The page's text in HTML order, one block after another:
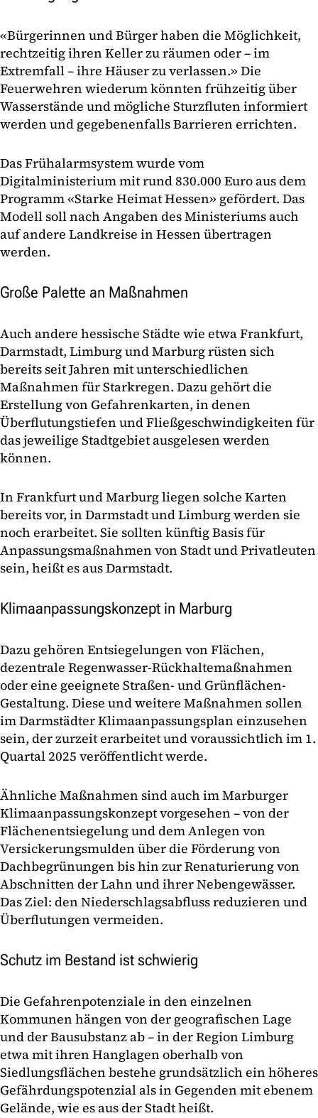
«Bürgerinnen und Bürger haben die Möglichkeit,
rechtzeitig ihren Keller zu räumen oder – im
Extremfall – ihre Häuser zu verlassen.» Die
Feuerwehren wiederum könnten frühzeitig über
Wasserstände und mögliche Sturzfluten informiert
werden und gegebenenfalls Barrieren errichten.
Das Frühalarmsystem wurde vom
Digitalministerium mit rund 830.000 Euro aus dem
Programm «Starke Heimat Hessen» gefördert. Das
Modell soll nach Angaben des Ministeriums auch
auf andere Landkreise in Hessen übertragen
werden.
Große Palette an Maßnahmen
Auch andere hessische Städte wie etwa Frankfurt,
Darmstadt, Limburg und Marburg rüsten sich
bereits seit Jahren mit unterschiedlichen
Maßnahmen für Starkregen. Dazu gehört die
Erstellung von Gefahrenkarten, in denen
Überflutungstiefen und Fließgeschwindigkeiten für
das jeweilige Stadtgebiet ausgelesen werden
können.
In Frankfurt und Marburg liegen solche Karten
bereits vor, in Darmstadt und Limburg werden sie
noch erarbeitet. Sie sollten künftig Basis für
Anpassungsmaßnahmen von Stadt und Privatleuten
sein, heißt es aus Darmstadt.
Klimaanpassungskonzept in Marburg
Dazu gehören Entsiegelungen von Flächen,
dezentrale Regenwasser-Rückhaltemaßnahmen
oder eine geeignete Straßen- und Grünflächen-
Gestaltung. Diese und weitere Maßnahmen sollen
im Darmstädter Klimaanpassungsplan einzusehen
sein, der zurzeit erarbeitet und voraussichtlich im 1.
Quartal 2025 veröffentlicht werde.
Ähnliche Maßnahmen sind auch im Marburger
Klimaanpassungskonzept vorgesehen – von der
Flächenentsiegelung und dem Anlegen von
Versickerungsmulden über die Förderung von
Dachbegrünungen bis hin zur Renaturierung von
Abschnitten der Lahn und ihrer Nebengewässer.
Das Ziel: den Niederschlagsabfluss reduzieren und
Überflutungen vermeiden.
Schutz im Bestand ist schwierig
Die Gefahrenpotenziale in den einzelnen
Kommunen hängen von der geografischen Lage
und der Bausubstanz ab – in der Region Limburg
etwa mit ihren Hanglagen oberhalb von
Siedlungsflächen bestehe grundsätzlich ein höheres
Gefährdungspotenzial als in Gegenden mit ebenem
Gelände, wie es aus der Stadt heißt.